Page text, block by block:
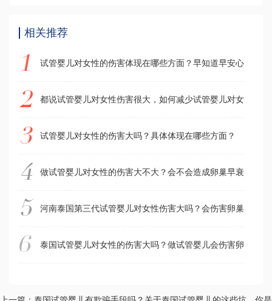
相关推荐
试管婴儿对女性的伤害体现在哪些方面？早知道早安心
都说试管婴儿对女性伤害很大，如何减少试管婴儿对女性的伤
试管婴儿对女性的伤害大吗？具体体现在哪些方面？
做试管婴儿对女性的伤害大不大？会不会造成卵巢早衰？
河南泰国第三代试管婴儿对女性伤害大吗？会伤害卵巢功能吗
泰国试管婴儿对女性的伤害大吗？做试管婴儿会伤害卵巢吗？